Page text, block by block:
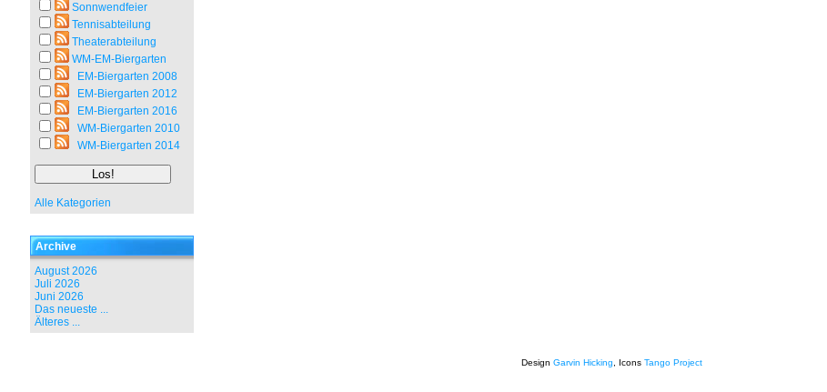
Sonnwendfeier
Tennisabteilung
Theaterabteilung
WM-EM-Biergarten
EM-Biergarten 2008
EM-Biergarten 2012
EM-Biergarten 2016
WM-Biergarten 2010
WM-Biergarten 2014
Alle Kategorien
Archive
August 2026
Juli 2026
Juni 2026
Das neueste ...
Älteres ...
Design Garvin Hicking , Icons Tango Project